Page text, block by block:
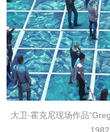
大卫·霍克尼现场作品